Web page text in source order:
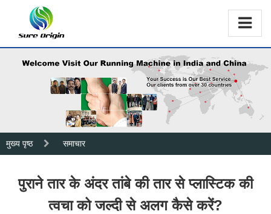
मुख्य पृष्ठ समाचार
पुराने तार के अंदर तांबे की तार से प्लास्टिक की
त्वचा को जल्दी से अलग कैसे करें?